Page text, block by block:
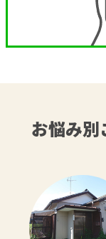
お悩み別